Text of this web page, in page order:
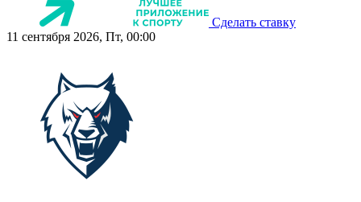
Сделать ставку
11 сентября 2026, Пт, 00:00